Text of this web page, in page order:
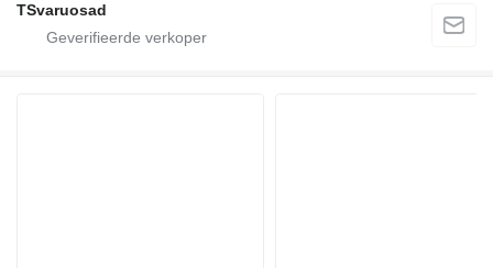
TSvaruosad